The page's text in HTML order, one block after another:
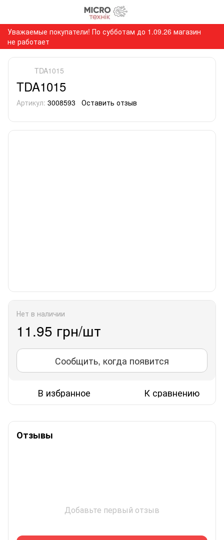
Уважаемые покупатели! По субботам до 1.09.26 магазин
не работает
TDA1015
TDA1015
Артикул: 3008593 Оставить отзыв
Нет в наличии
11.95 грн/шт
Сообщить, когда появится
В избранное К сравнению
Отзывы
Добавьте первый отзыв